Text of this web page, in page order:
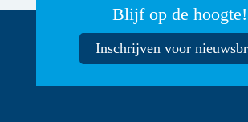
Blijf op de hoogte!
Inschrijven voor